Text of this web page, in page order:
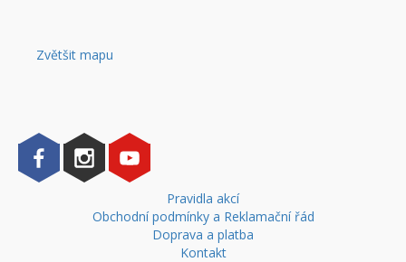
Zvětšit mapu
Pravidla akcí
Obchodní podmínky a Reklamační řád
Doprava a platba
Kontakt